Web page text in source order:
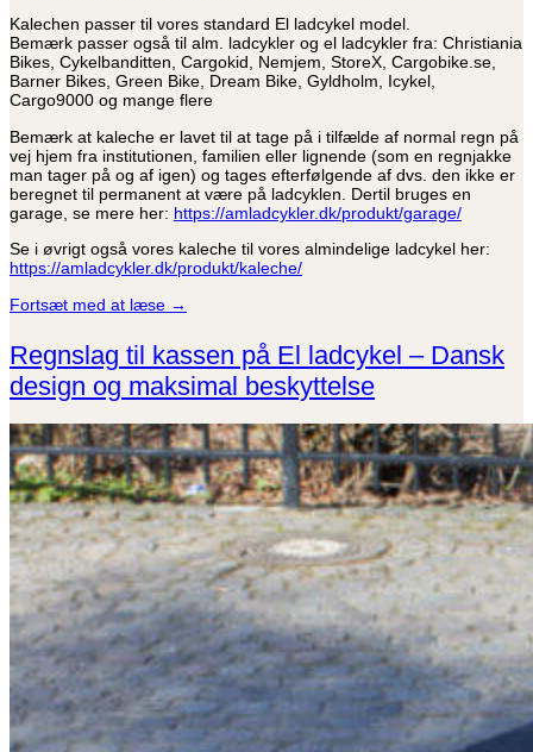
Kalechen passer til vores standard El ladcykel model.
Bemærk passer også til alm. ladcykler og el ladcykler fra: Christiania
Bikes, Cykelbanditten, Cargokid, Nemjem, StoreX, Cargobike.se,
Barner Bikes, Green Bike, Dream Bike, Gyldholm, Icykel,
Cargo9000 og mange flere
Bemærk at kaleche er lavet til at tage på i tilfælde af normal regn på
vej hjem fra institutionen, familien eller lignende (som en regnjakke
man tager på og af igen) og tages efterfølgende af dvs. den ikke er
beregnet til permanent at være på ladcyklen. Dertil bruges en
garage, se mere her: https://amladcykler.dk/produkt/garage/
Se i øvrigt også vores kaleche til vores almindelige ladcykel her:
https://amladcykler.dk/produkt/kaleche/
Fortsæt med at læse →
Regnslag til kassen på El ladcykel – Dansk
design og maksimal beskyttelse